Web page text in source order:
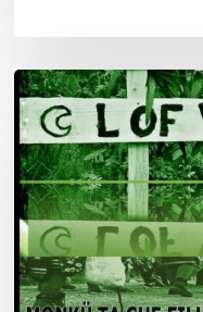
Lof
Winkül
Küsra
convoca
a
apoyar
audiencia